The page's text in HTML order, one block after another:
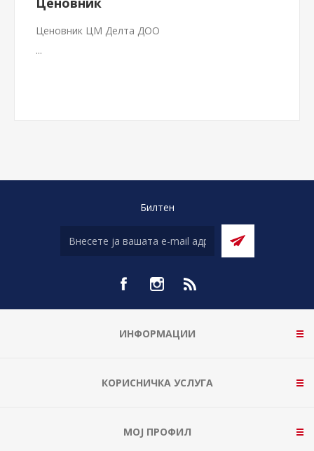
Ценовник
Ценовник ЦМ Делта ДОО
...
Билтен
ИНФОРМАЦИИ
КОРИСНИЧКА УСЛУГА
МОЈ ПРОФИЛ